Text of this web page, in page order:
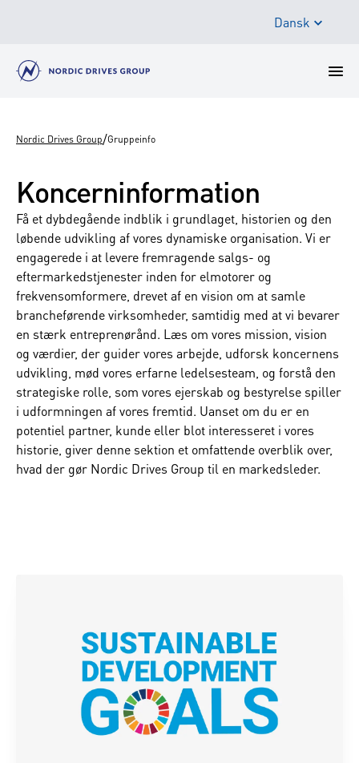
Dansk
Nordic Drives Group/Gruppeinfo
Koncerninformation
Få et dybdegående indblik i grundlaget, historien og den
løbende udvikling af vores dynamiske organisation. Vi er
engagerede i at levere fremragende salgs- og
eftermarkedstjenester inden for elmotorer og
frekvensomformere, drevet af en vision om at samle
brancheførende virksomheder, samtidig med at vi bevarer
en stærk entreprenørånd. Læs om vores mission, vision
og værdier, der guider vores arbejde, udforsk koncernens
udvikling, mød vores erfarne ledelsesteam, og forstå den
strategiske rolle, som vores ejerskab og bestyrelse spiller
i udformningen af vores fremtid. Uanset om du er en
potentiel partner, kunde eller blot interesseret i vores
historie, giver denne sektion et omfattende overblik over,
hvad der gør Nordic Drives Group til en markedsleder.